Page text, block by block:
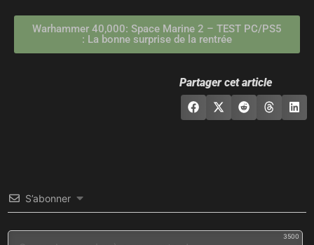
Warhammer 40,000: Space Marine 2 – TEST PC/PS5
: La bonne surprise de la rentrée
Partager cet article
S’abonner
3500